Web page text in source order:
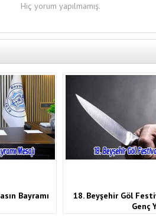
Hiç yorum yapılmamış.
Bayramı
18. Beyşehir Göl
Genç